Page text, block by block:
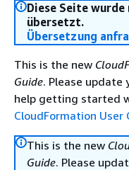
Diese Seite
übersetzt.
Übersetzung
This is the new
Guide. Please update
help getting started
CloudFormation User
This is the new
Guide. Please